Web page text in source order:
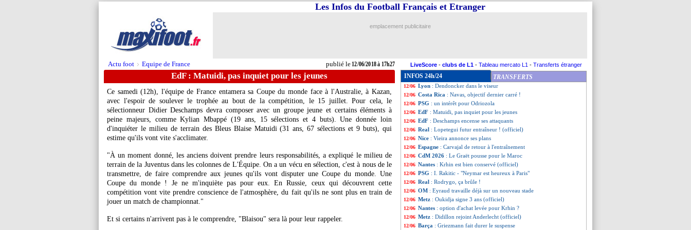
Actu foot > Equipe de France publié le12/06/2018 à 17h27
Les Infos du Football Français et Etranger
emplacement publicitaire
LiveScore - clubs de L1 - Tableau mercato L1 - Transferts étranger
EdF : Matuidi, pas inquiet pour les jeunes
Ce samedi (12h), l'équipe de France entamera sa Coupe du monde face à l'Australie, à Kazan,
avec l'espoir de soulever le trophée au bout de la compétition, le 15 juillet. Pour cela, le
sélectionneur Didier Deschamps devra composer avec un groupe jeune et certains éléments à
peine majeurs, comme Kylian Mbappé (19 ans, 15 sélections et 4 buts). Une donnée loin
d'inquiéter le milieu de terrain des Bleus Blaise Matuidi(31 ans, 67 sélections et 9 buts), qui
estime qu'ils vont vite s'acclimater.
"À un moment donné, les anciens doivent prendre leurs responsabilités, a expliqué le milieu de
terrain de la Juventus dans les colonnes de L'Équipe. On a un vécu en sélection, c'est à nous de le
transmettre, de faire comprendre aux jeunes qu'ils vont disputer une Coupe du monde. Une
Coupe du monde ! Je ne m'inquiète pas pour eux. En Russie, ceux qui découvrent cette
compétition vont vite prendre conscience de l'atmosphère, du fait qu'ils ne sont plus en train de
jouer un match de championnat."
Et si certains n'arrivent pas à le comprendre, "Blaisou" sera là pour leur rappeler.
INFOS 24h/24 TRANSFERTS
12/06 Lyon: fin de la piste Verissimo
12/06 PSG
12/06 Rennes : Siebatcheu, c'est fait (officiel)
12/06 EdF: Mbappé touché à l'entraînement !
12/06 Lyon : Dendoncker dans le viseur
12/06 Costa Rica : Navas, objectif dernier carré !
12/06 PSG : un intérêt pour Odriozola
12/06 EdF : Matuidi, pas inquiet pour les jeunes
12/06 EdF : Deschamps encense ses attaquants
12/06 Real : Lopetegui futur entraîneur ! (officiel)
12/06 Nice : Vieira annonce ses plans
12/06 Espagne : Carvajal de retour à l'entraînement
12/06 CdM 2026 : Le Graët pousse pour le Maroc
12/06 Nantes : Krhin est bien conservé (officiel)
12/06 PSG : I. Rakitic - "Neymar est heureux à Paris"
12/06 Real : Rodrygo, ça brûle !
12/06 OM : Eyraud travaille déjà sur un nouveau stade
12/06 Metz : Oukidja signe 3 ans (officiel)
12/06 Nantes : option d'achat levée pour Krhin ?
12/06 Metz : Didillon rejoint Anderlecht (officiel)
12/06 Barça : Griezmann fait durer le suspense